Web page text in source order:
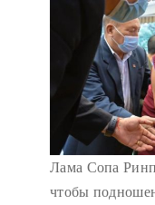
Лама Сопа
чтобы